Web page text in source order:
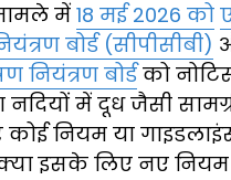
में 18 मई 2026 को
बोर्ड (सीपीसीबी)
नियंत्रण बोर्डको
में दूध जैसी
नियम या
क्या इसके लिए नए